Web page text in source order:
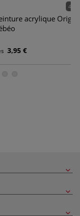
48
acrylique Origin
3,95 €